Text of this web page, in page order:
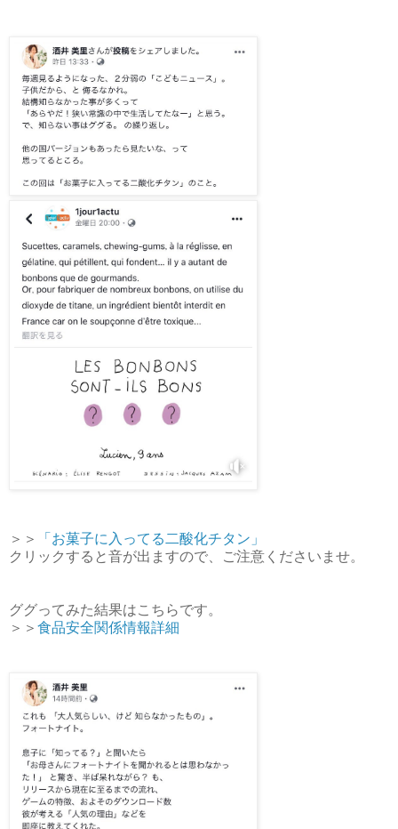
＞＞
「お菓子に入ってる二酸化チタン」
クリックすると音が出ますので、ご注意くださいませ。
ググってみた結果はこちらです。
＞＞ 食品安全関係情報詳細